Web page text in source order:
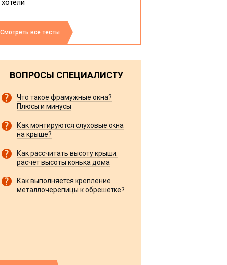
Смотреть все тесты
ВОПРОСЫ СПЕЦИАЛИСТУ
Что такое фрамужные окна?
Плюсы и минусы
Как монтируются слуховые окна
на крыше?
Как рассчитать высоту крыши:
расчет высоты конька дома
Как выполняется крепление
металлочерепицы к обрешетке?